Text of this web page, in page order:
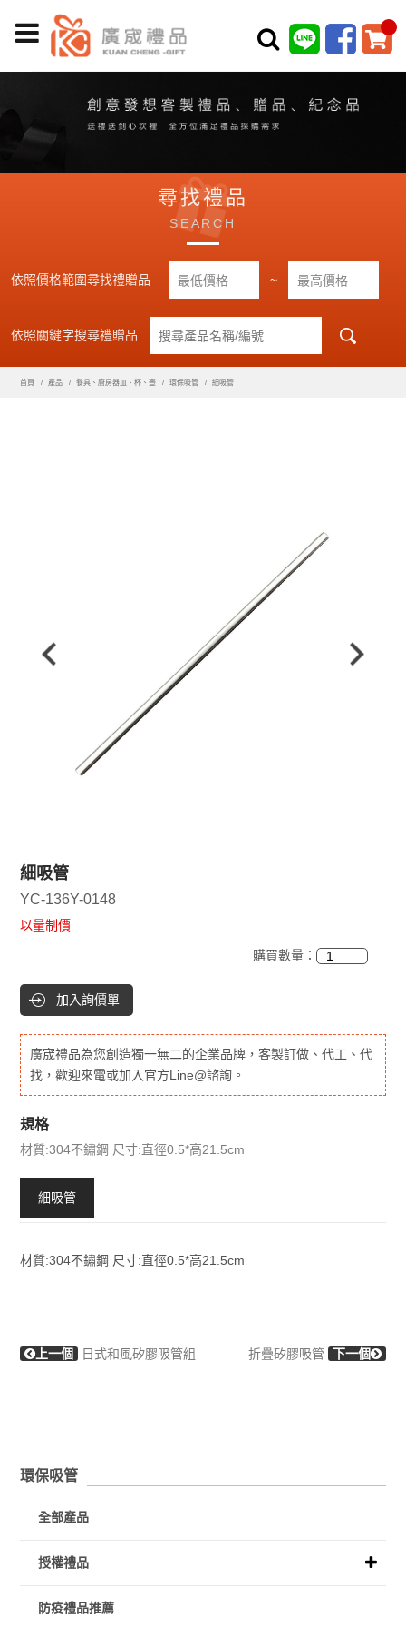
尋找禮品
SEARCH
依照價格範圍尋找禮贈品 ~
依照關鍵字搜尋禮贈品
首頁 產品 餐具、廚房器皿、杯、壺 環保吸管 細吸管
細吸管
YC-136Y-0148
以量制價
購買數量：
加入詢價單
廣宬禮品為您創造獨一無二的企業品牌，客製訂做、代工、代
找，歡迎來電或加入官方Line@諮詢。
規格
材質:304不鏽鋼 尺寸:直徑0.5*高21.5cm
細吸管
材質:304不鏽鋼 尺寸:直徑0.5*高21.5cm
上一個 日式和風矽膠吸管組 折疊矽膠吸管 下一個
環保吸管
全部產品
授權禮品
防疫禮品推薦